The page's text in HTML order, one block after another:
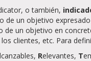
o también,
de un objetivo
de un objetivo en
clientes, etc. Para
lcanzables, Relevantes, T